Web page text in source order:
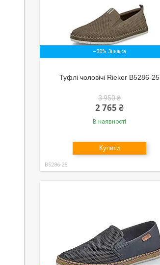
–30%
Туфлі чоловічі Rieker B5286-25
3 950 ₴
2 765 ₴
В наявності
Купити
B5286-25